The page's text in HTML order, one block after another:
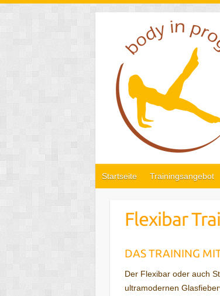
content
Startseite Trainingsangebot
Flexibar
DAS TRAINING
Der Flexibar oder auch
ultramodernen